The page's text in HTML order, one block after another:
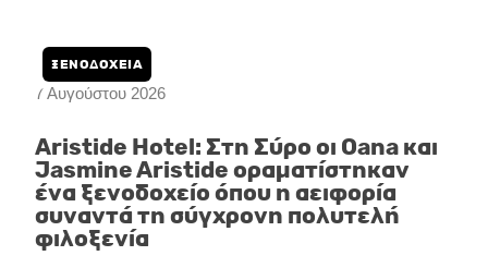
7 Αυγούστου 2026
ΞΕΝΟΔΟΧΕΙΑ
Aristide Hotel: Στη Σύρο οι Oana και
Jasmine Aristide οραματίστηκαν
ένα ξενοδοχείο όπου η αειφορία
συναντά τη σύγχρονη πολυτελή
φιλοξενία